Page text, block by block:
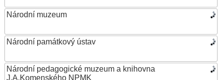
Národní muzeum
Národní památkový ústav
Národní pedagogické muzeum a knihovna
J.A.Komenského NPMK